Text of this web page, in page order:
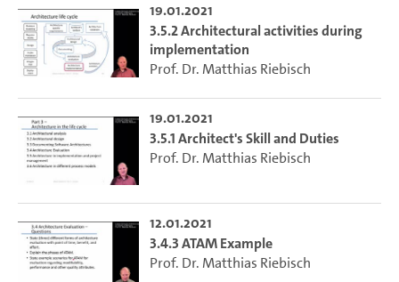
19.01.2021
3.5.2 Architectural activities during
implementation
Prof. Dr. Matthias Riebisch
19.01.2021
3.5.1 Architect's Skill and Duties
Prof. Dr. Matthias Riebisch
12.01.2021
3.4.3 ATAM Example
Prof. Dr. Matthias Riebisch